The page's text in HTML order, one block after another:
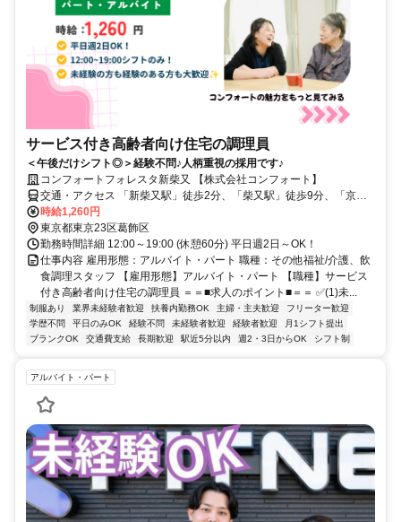
サービス付き高齢者向け住宅の調理員
＜午後だけシフト◎＞経験不問♪人柄重視の採用です♪
コンフォートフォレスタ新柴又 【株式会社コンフォート】
交通・アクセス 「新柴又駅」徒歩2分、「柴又駅」徒歩9分、「京成
高砂駅」「京成小岩駅」徒歩16分
時給1,260円
東京都東京23区葛飾区
勤務時間詳細 12:00～19:00 (休憩60分) 平日週2日～OK！
仕事内容 雇用形態：アルバイト・パート 職種：その他福祉/介護、飲
食調理スタッフ 【雇用形態】アルバイト・パート 【職種】サービス
付き高齢者向け住宅の調理員 ＝＝■求人のポイント■＝＝ ✅(1)未...
制服あり 業界未経験者歓迎 扶養内勤務OK 主婦・主夫歓迎
フリーター歓迎
学歴不問
平日のみOK 経験不問 未経験者歓迎 経験者歓迎
月1シフト提出
ブランクOK
交通費支給 長期歓迎 駅近5分以内 週2・3日からOK シフト制
アルバイト・パート